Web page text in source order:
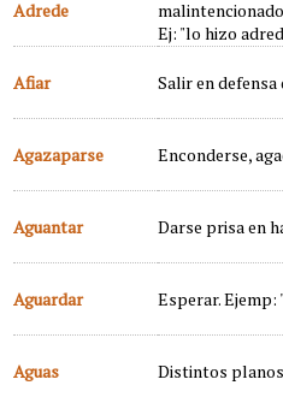
Adrede
Ej: "lo hizo
Afiar Salir en defensa
Agazaparse Enconderse,
Aguantar Darse prisa en
Aguardar Esperar. Ejemp:
Aguas Distintos